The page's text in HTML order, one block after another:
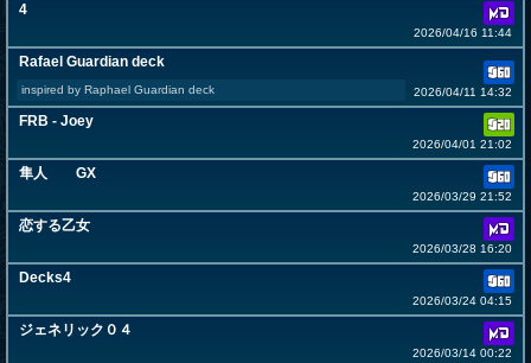
4
2026/04/16 11:44
Rafael Guardian deck
inspired by Raphael Guardian deck 2026/04/11 14:32
FRB - Joey
2026/04/01 21:02
隼人 GX
2026/03/29 21:52
恋する乙女
2026/03/28 16:20
Decks4
2026/03/24 04:15
ジェネリック０４
2026/03/14 00:22